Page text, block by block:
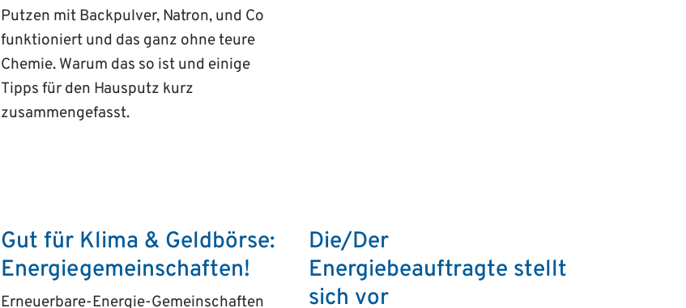
Putzen mit Backpulver, Natron, und Co
funktioniert und das ganz ohne teure
Chemie. Warum das so ist und einige
Tipps für den Hausputz kurz
zusammengefasst.
Gut für Klima & Geldbörse:
Energiegemeinschaften!
Erneuerbare-Energie-Gemeinschaften
Die/Der
Energiebeauftragte stellt
sich vor